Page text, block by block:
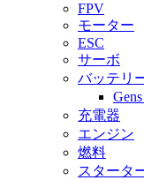
FPV
モーター
ESC
サーボ
バッテリ
充電器
エンジン
燃料
スタータ